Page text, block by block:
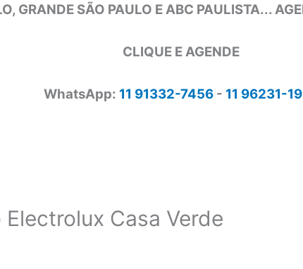
GRANDE SÃO PAULO E ABC PAULISTA...
CLIQUE E AGENDE
WhatsApp: 11 91332-7456- 11 96231-
Casa Verde